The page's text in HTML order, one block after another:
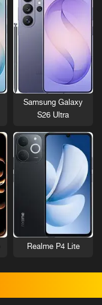
Samsung Galaxy
S26 Ultra
Realme P4 Lite